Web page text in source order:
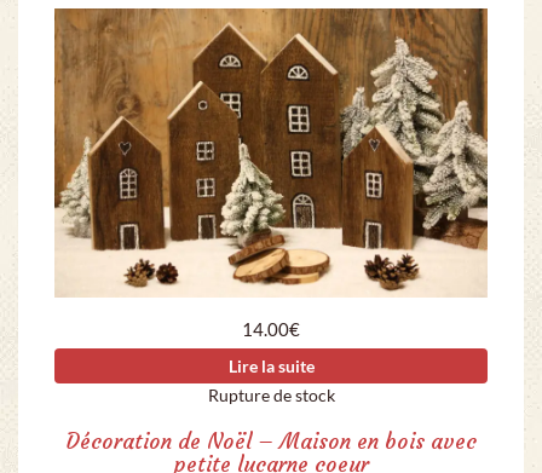
14.00€
Lire la suite
Rupture de stock
Décoration de Noël – Maison en bois avec
petite lucarne coeur